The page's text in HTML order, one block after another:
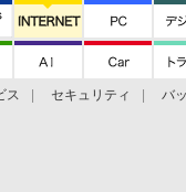
ス セキュリティ バ